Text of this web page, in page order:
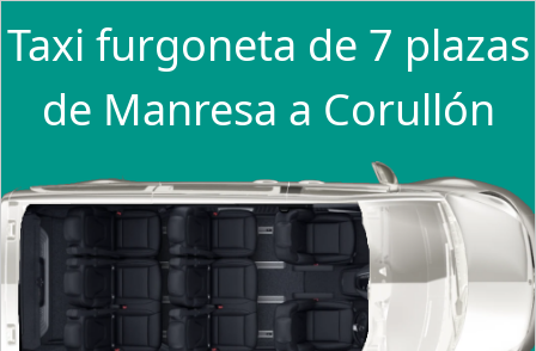
Taxi furgoneta de 7 plazas
de Manresa a Corullón